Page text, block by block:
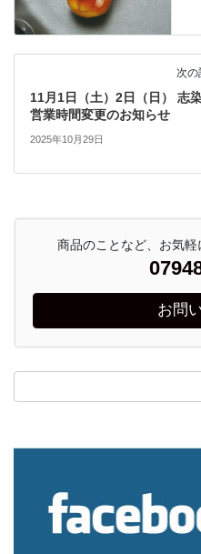
次の
11月1日（土）2日（日） 志
営業時間変更のお知らせ
2025年10月29日
商品のことなど、お気軽
お問